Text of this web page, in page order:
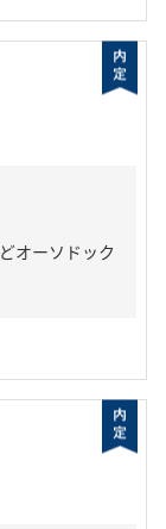
オーソドック